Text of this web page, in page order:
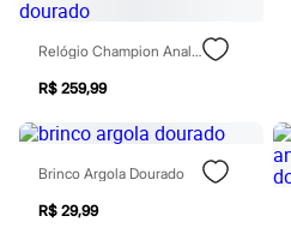
Shampoo
Tratamento
Cuidados com o corpo
Hidratante
Protetor solar
Tratamento
Cuidados com o rosto
Esfoliante
Hidratante
Protetor solar
Relógio Champion Analógico Ch24017w Dourado
R$ 259,99
Brinco Argola Dourado
R$ 29,99